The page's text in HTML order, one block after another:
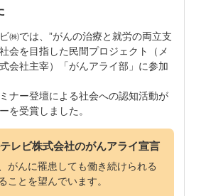
㈱では、”がんの治療と就労の両立支
会を目指した民間プロジェクト（メ
会社主宰）「がんアライ部」に参加
ナー登壇による社会への認知活動が
を受賞しました。
レビ株式会社のがんアライ宣言
がんに罹患しても働き続けられる
ことを望んでいます。